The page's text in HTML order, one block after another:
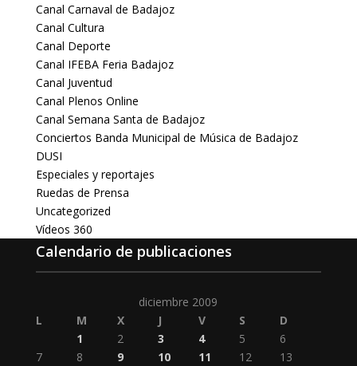
Canal Carnaval de Badajoz
Canal Cultura
Canal Deporte
Canal IFEBA Feria Badajoz
Canal Juventud
Canal Plenos Online
Canal Semana Santa de Badajoz
Conciertos Banda Municipal de Música de Badajoz
DUSI
Especiales y reportajes
Ruedas de Prensa
Uncategorized
Vídeos 360
Calendario de publicaciones
diciembre 2009
L
M X J V S
D
1
2 3 4 5
6
7
8 9 10 11 12
13